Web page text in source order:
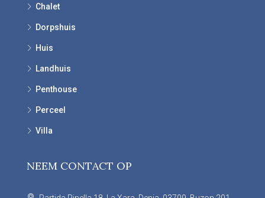
Chalet
Dorpshuis
Huis
Landhuis
Penthouse
Perceel
Villa
NEEM CONTACT OP